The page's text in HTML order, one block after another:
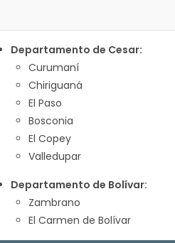
Departamento de Cesar:
Curumaní
Chiriguaná
El Paso
Bosconia
El Copey
Valledupar
Departamento de Bolívar:
Zambrano
El Carmen de Bolívar